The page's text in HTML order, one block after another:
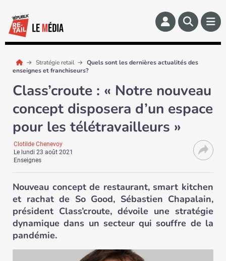
Stratégie retail
Quels sont les dernières actualités des
enseignes et franchiseurs?
Class’croute : « Notre nouveau
concept disposera d’un espace
pour les télétravailleurs »
Clotilde Chenevoy
Le lundi 23 août 2021
Enseignes
Nouveau concept de restaurant, smart kitchen
et rachat de So Good, Sébastien Chapalain,
président Class’croute, dévoile une stratégie
dynamique dans un secteur qui souffre de la
pandémie.